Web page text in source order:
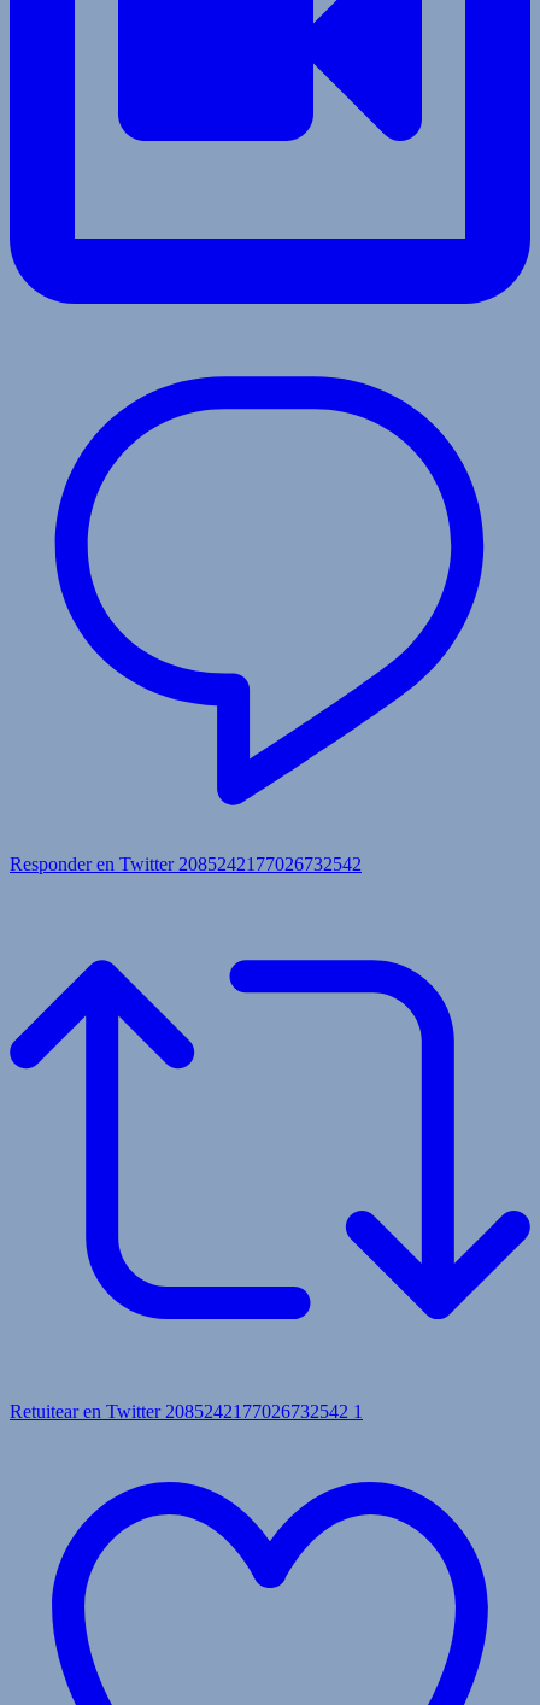
Responder en Twitter 2085242177026732542
Retuitear en Twitter 2085242177026732542 1